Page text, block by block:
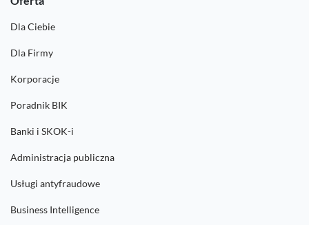
Dla Ciebie
Dla Firmy
Korporacje
Poradnik BIK
Banki i SKOK-i
Administracja publiczna
Usługi antyfraudowe
Business Intelligence